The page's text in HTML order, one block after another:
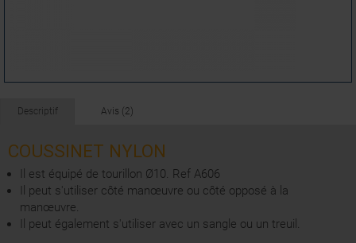
Descriptif Avis (2)
COUSSINET NYLON
Il est équipé de tourillon Ø10. Ref A606
Il peut s'utiliser côté manœuvre ou côté opposé à la
manœuvre.
Il peut également s'utiliser avec un sangle ou un treuil.